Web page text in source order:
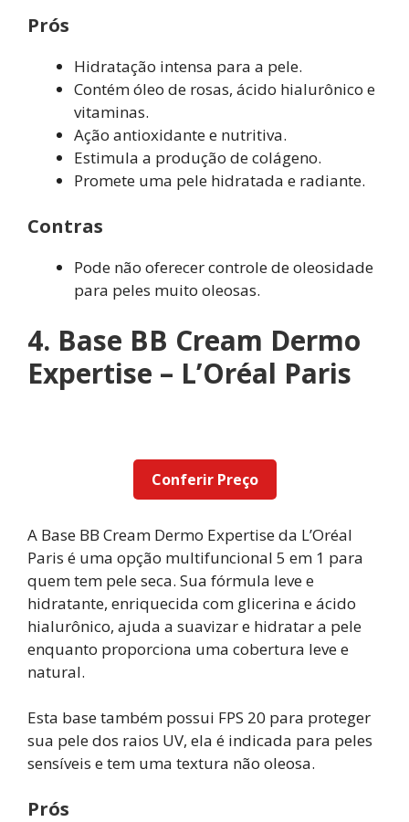
Prós
Hidratação intensa para a pele.
Contém óleo de rosas, ácido hialurônico e
vitaminas.
Ação antioxidante e nutritiva.
Estimula a produção de colágeno.
Promete uma pele hidratada e radiante.
Contras
Pode não oferecer controle de oleosidade
para peles muito oleosas.
4. Base BB Cream Dermo
Expertise – L’Oréal Paris
Conferir Preço
A Base BB Cream Dermo Expertise da L’Oréal
Paris é uma opção multifuncional 5 em 1 para
quem tem pele seca. Sua fórmula leve e
hidratante, enriquecida com glicerina e ácido
hialurônico, ajuda a suavizar e hidratar a pele
enquanto proporciona uma cobertura leve e
natural.
Esta base também possui FPS 20 para proteger
sua pele dos raios UV, ela é indicada para peles
sensíveis e tem uma textura não oleosa.
Prós